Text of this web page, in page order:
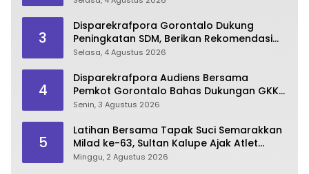
3
Disparekrafpora Gorontalo Dukung
Peningkatan SDM, Berikan Rekomendasi
Studi S3 bagi Pegawai
Selasa, 4 Agustus 2026
4
Disparekrafpora Audiens Bersama
Pemkot Gorontalo Bahas Dukungan GKK
2026
Senin, 3 Agustus 2026
5
Latihan Bersama Tapak Suci Semarakkan
Milad ke-63, Sultan Kalupe Ajak Atlet
Lestarikan Budaya Bela Diri
Minggu, 2 Agustus 2026